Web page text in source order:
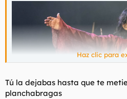
Para obtener información más
página de cookies
Aceptar cookies de terceros
Haz clic para
Tú la dejabas hasta que te
planchabragas